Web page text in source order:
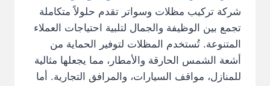
شركة تركيب مظلات وسواتر تقدم حلولاً متكاملة
تجمع بين الوظيفة والجمال لتلبية احتياجات العملاء
المتنوعة. تُستخدم المظلات لتوفير الحماية من
أشعة الشمس الحارقة والأمطار، مما يجعلها مثالية
للمنازل، مواقف السيارات، والمرافق التجارية. أما